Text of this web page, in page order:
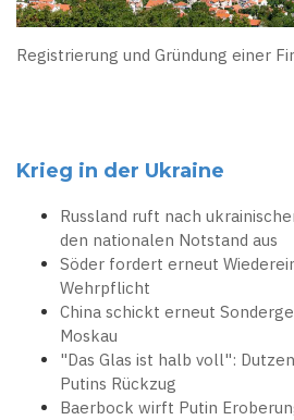
Registrierung und Gründung einer
Krieg in der Ukraine
Russland ruft nach
den nationalen Notstand aus
Söder fordert erneut
Wehrpflicht
China schickt erneut
Moskau
"Das Glas ist halb voll":
Putins Rückzug
Baerbock wirft Putin